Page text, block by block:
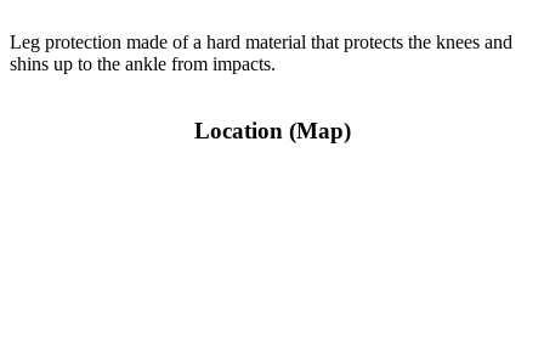
Leg protection made of a hard material that protects the knees and
shins up to the ankle from impacts.
Location (Map)